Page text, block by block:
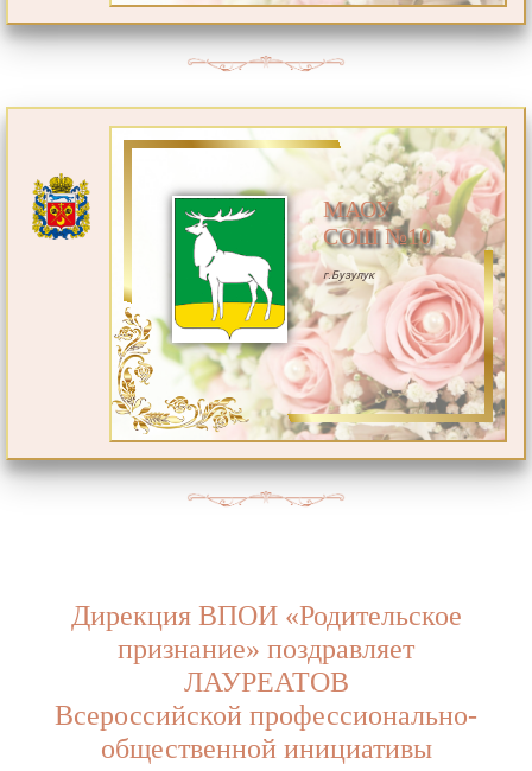
МАОУ
СОШ №10
г.Бузулук
Дирекция ВПОИ «Родительское
признание» поздравляет
ЛАУРЕАТОВ
Всероссийской профессионально-
общественной инициативы